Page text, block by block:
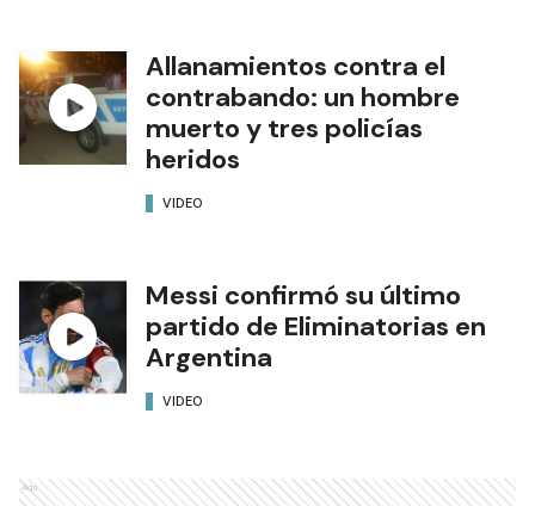
Allanamientos contra el
contrabando: un hombre
muerto y tres policías
heridos
VIDEO
Messi confirmó su último
partido de Eliminatorias en
Argentina
VIDEO
Ads